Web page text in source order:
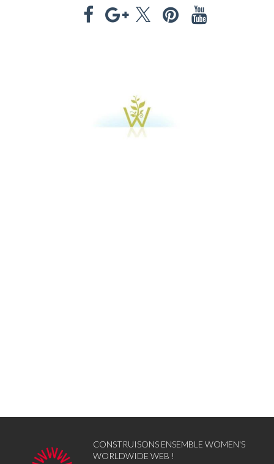
CONSTRUISONS ENSEMBLE WOMEN'S
WORLDWIDE WEB !